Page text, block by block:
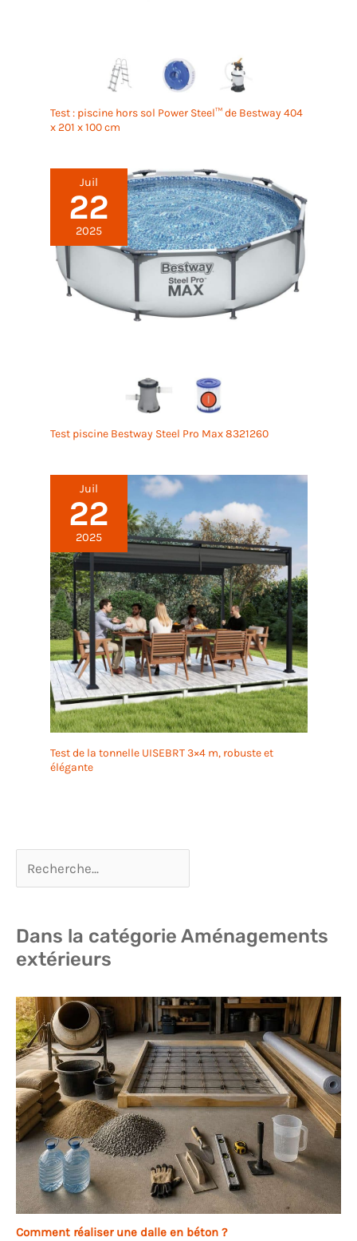
Test : piscine hors sol Power Steel™ de Bestway 404
x 201 x 100 cm
Juil
22
2025
Test piscine Bestway Steel Pro Max 8321260
Juil
22
2025
Test de la tonnelle UISEBRT 3×4 m, robuste et
élégante
Dans la catégorie Aménagements
extérieurs
Comment réaliser une dalle en béton ?